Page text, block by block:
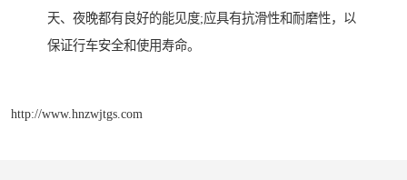
天、夜晚都有良好的能见度;应具有抗滑性和耐磨性，以
保证行车安全和使用寿命。
http://www.hnzwjtgs.com